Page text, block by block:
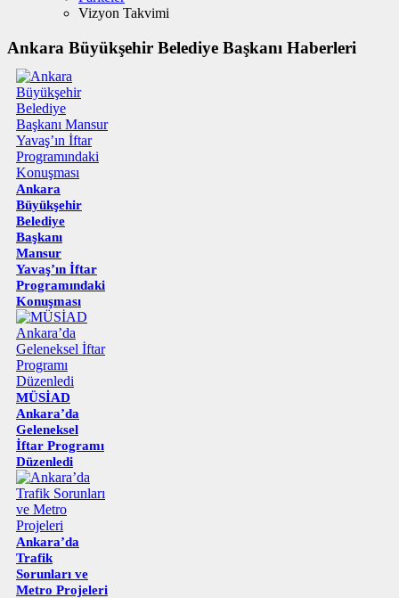
Vizyon Takvimi
Ankara Büyükşehir Belediye Başkanı Haberleri
Ankara
Büyükşehir
Belediye
Başkanı
Mansur
Yavaş’ın İftar
Programındaki
Konuşması
MÜSİAD
Ankara’da
Geleneksel
İftar Programı
Düzenledi
Ankara’da
Trafik
Sorunları ve
Metro Projeleri